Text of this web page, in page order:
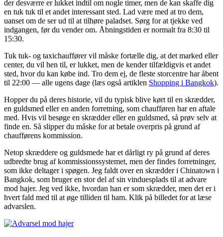
der desværre er lukket indtil om nogle timer, men de kan skaffe dig
en tuk tuk til et andet interessant sted. Lad være med at tro dem,
uanset om de ser ud til at tilhøre paladset. Sørg for at tjekke ved
indgangen, før du vender om. Åbningstiden er normalt fra 8:30 til
15:30.
Tuk tuk- og taxichauffører vil måske fortælle dig, at det marked eller
center, du vil hen til, er lukket, men de kender tilfældigvis et andet
sted, hvor du kan købe ind. Tro dem ej, de fleste storcentre har åbent
til 22:00 — alle ugens dage (læs også artiklen Shopping i Bangkok).
Hopper du på deres historie, vil du typisk blive kørt til en skrædder,
en guldsmed eller en anden forretning, som chaufføren har en aftale
med. Hvis vil besøge en skrædder eller en guldsmed, så prøv selv at
finde en. Så slipper du måske for at betale overpris på grund af
chaufførens kommission.
Netop skræddere og guldsmede har et dårligt ry på grund af deres
udbredte brug af kommissionssystemet, men der findes forretninger,
som ikke deltager i spøgen. Jeg faldt over en skrædder i Chinatown i
Bangkok, som bruger en stor del af sin vinduesplads til at advare
mod hajer. Jeg ved ikke, hvordan han er som skrædder, men det er i
hvert fald med til at øge tilliden til ham. Klik på billedet for at læse
advarslen.